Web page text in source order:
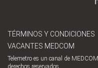
TÉRMINOS Y CONDICIONES
VACANTES MEDCOM
Telemetro es un canal de
derechos reservados.